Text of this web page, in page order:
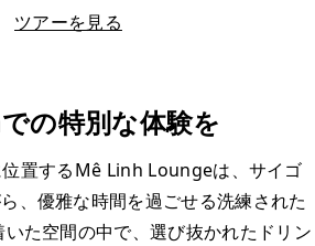
ツアーを見る
の特別な体験を
置するMê Linh Loungeは、サイゴ
、優雅な時間を過ごせる洗練された
た空間の中で、選び抜かれたドリン